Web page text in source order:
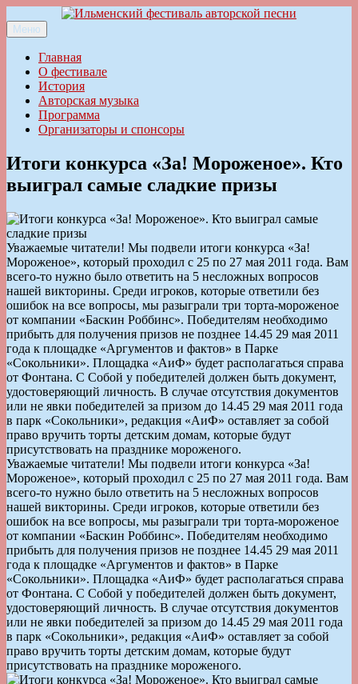
к
содержимому
Ильменский фестиваль авторской песни
Меню
Главная
О фестивале
История
Авторская музыка
Программа
Организаторы и спонсоры
Итоги конкурса «За! Мороженое». Кто
выиграл самые сладкие призы
Уважаемые читатели! Мы подвели итоги конкурса «За!
Мороженое», который проходил с 25 по 27 мая 2011 года. Вам
всего-то нужно было ответить на 5 несложных вопросов
нашей викторины. Среди игроков, которые ответили без
ошибок на все вопросы, мы разыграли три торта-мороженое
от компании «Баскин Роббинс». Победителям необходимо
прибыть для получения призов не позднее 14.45 29 мая 2011
года к площадке «Аргументов и фактов» в Парке
«Сокольники». Площадка «АиФ» будет располагаться справа
от Фонтана. С Собой у победителей должен быть документ,
удостоверяющий личность. В случае отсутствия документов
или не явки победителей за призом до 14.45 29 мая 2011 года
в парк «Сокольники», редакция «АиФ» оставляет за собой
право вручить торты детским домам, которые будут
присутствовать на празднике мороженого.
Уважаемые читатели! Мы подвели итоги конкурса «За!
Мороженое», который проходил с 25 по 27 мая 2011 года. Вам
всего-то нужно было ответить на 5 несложных вопросов
нашей викторины. Среди игроков, которые ответили без
ошибок на все вопросы, мы разыграли три торта-мороженое
от компании «Баскин Роббинс». Победителям необходимо
прибыть для получения призов не позднее 14.45 29 мая 2011
года к площадке «Аргументов и фактов» в Парке
«Сокольники». Площадка «АиФ» будет располагаться справа
от Фонтана. С Собой у победителей должен быть документ,
удостоверяющий личность. В случае отсутствия документов
или не явки победителей за призом до 14.45 29 мая 2011 года
в парк «Сокольники», редакция «АиФ» оставляет за собой
право вручить торты детским домам, которые будут
присутствовать на празднике мороженого.